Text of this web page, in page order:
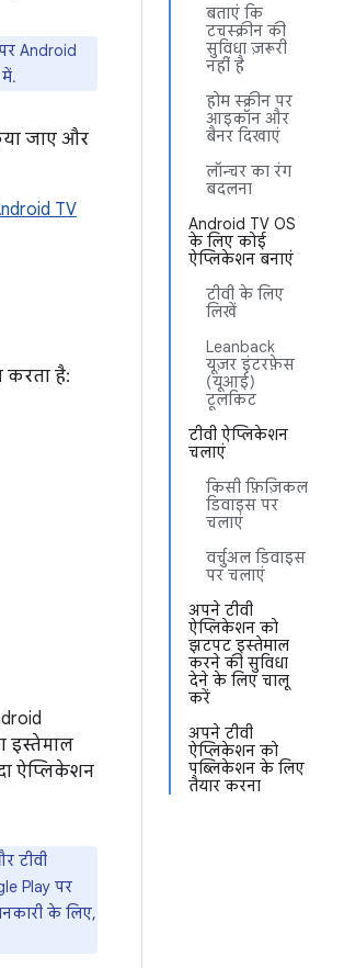
बताएं कि
टचस्क्रीन की
सुविधा ज़रूरी
नहीं है
होम स्क्रीन पर
आइकॉन और
बैनर दिखाएं
लॉन्चर का रंग
बदलना
Android TV OS
के लिए कोई
ऐप्लिकेशन बनाएं
टीवी के लिए
लिखें
Leanback
यूज़र इंटरफ़ेस
(यूआई)
टूलकिट
टीवी ऐप्लिकेशन
चलाएं
किसी फ़िज़िकल
डिवाइस पर
चलाएं
वर्चुअल डिवाइस
पर चलाएं
अपने टीवी
ऐप्लिकेशन को
झटपट इस्तेमाल
करने की सुविधा
देने के लिए चालू
करें
अपने टीवी
ऐप्लिकेशन को
पब्लिकेशन के लिए
तैयार करना
Android
में.
जाए और
TV
करता है:
इस्तेमाल
ऐप्लिकेशन
टीवी
Play पर
के लिए,